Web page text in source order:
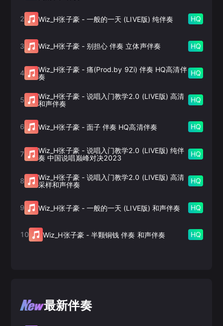
2 Wiz_H张子豪- 一般的一天 (LIVE版) 纯伴奏 HQ
3 Wiz_H张子豪- 别担心 伴奏 立体声伴奏 HQ
4 Wiz_H张子豪- 痛(Prod.by 9Zi) 伴奏 HQ高清伴
奏
HQ
5 Wiz_H张子豪- 说唱入门教学2.0 (LIVE版) 高清
和声伴奏
HQ
6 Wiz_H张子豪- 面子 伴奏 HQ高清伴奏 HQ
7 Wiz_H张子豪- 说唱入门教学2.0 (LIVE版) 纯伴
奏 中国说唱巅峰对决2023
HQ
8 Wiz_H张子豪- 说唱入门教学2.0 (LIVE版) 高清
采样和声伴奏
HQ
9 Wiz_H张子豪- 一般的一天 (LIVE版) 和声伴奏 HQ
10 Wiz_H张子豪- 半颗铜钱 伴奏 和声伴奏 HQ
最新伴奏